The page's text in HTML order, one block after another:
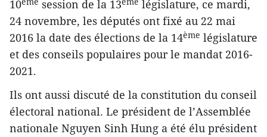
10
session de la 13
législature, ce mardi,
24 novembre, les députés ont fixé au 22 mai
2016 la date des élections de la 14ème législature
et des conseils populaires pour le mandat 2016-
2021.
Ils ont aussi discuté de la ​constitution du conseil
électoral national. Le président de l’Assemblée
nationale Nguyen Sinh Hung a été élu président